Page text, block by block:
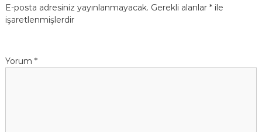
E-posta adresiniz yayınlanmayacak. Gerekli alanlar *ile
işaretlenmişlerdir
Yorum *